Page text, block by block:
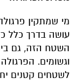
מי שמתקין
עושה בדרך כלל
השטח הזה, גם
וגשומים.
לשטחים קטנים